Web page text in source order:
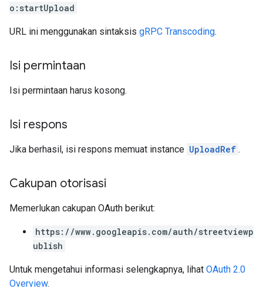
o:startUpload
URL ini menggunakan sintaksis gRPC Transcoding.
Isi permintaan
Isi permintaan harus kosong.
Isi respons
Jika berhasil, isi respons memuat instance UploadRef .
Cakupan otorisasi
Memerlukan cakupan OAuth berikut:
https://www.googleapis.com/auth/streetviewp
ublish
Untuk mengetahui informasi selengkapnya, lihat OAuth 2.0
Overview.